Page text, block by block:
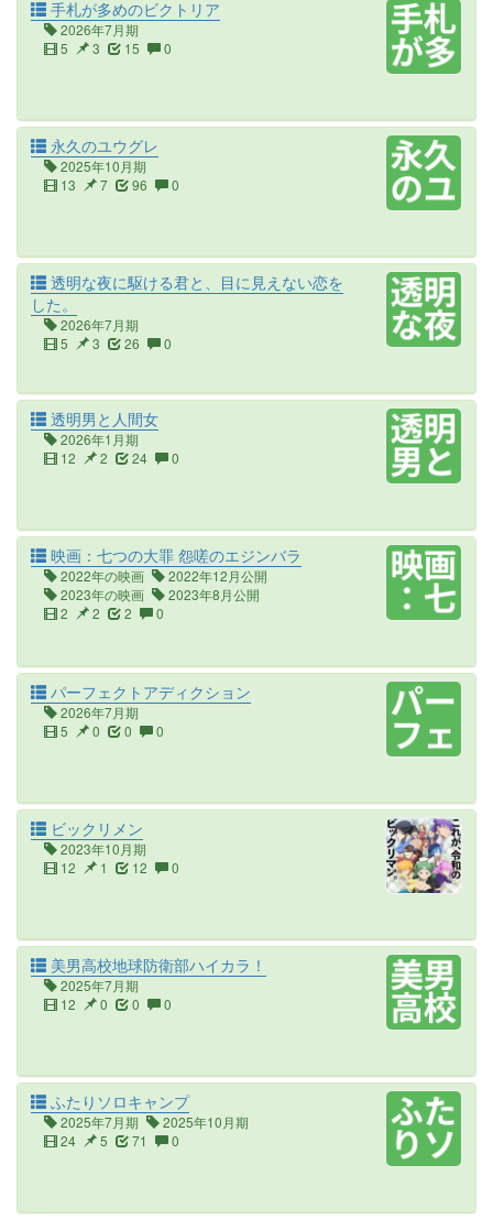
手札が多めのビクトリア
2026年7月期
5
3 15 0
永久のユウグレ
2025年10月期
13
7 96 0
透明な夜に駆ける君と、目に見えない恋を
した。
2026年7月期
5
3 26 0
透明男と人間女
2026年1月期
12
2 24 0
映画：七つの大罪 怨嗟のエジンバラ
2022年の映画
2022年12月公開
2023年の映画
2023年8月公開
2
2 2 0
パーフェクトアディクション
2026年7月期
5
0 0 0
ビックリメン
2023年10月期
12
1 12 0
美男高校地球防衛部ハイカラ！
2025年7月期
12
0 0 0
ふたりソロキャンプ
2025年7月期
2025年10月期
24
5 71 0